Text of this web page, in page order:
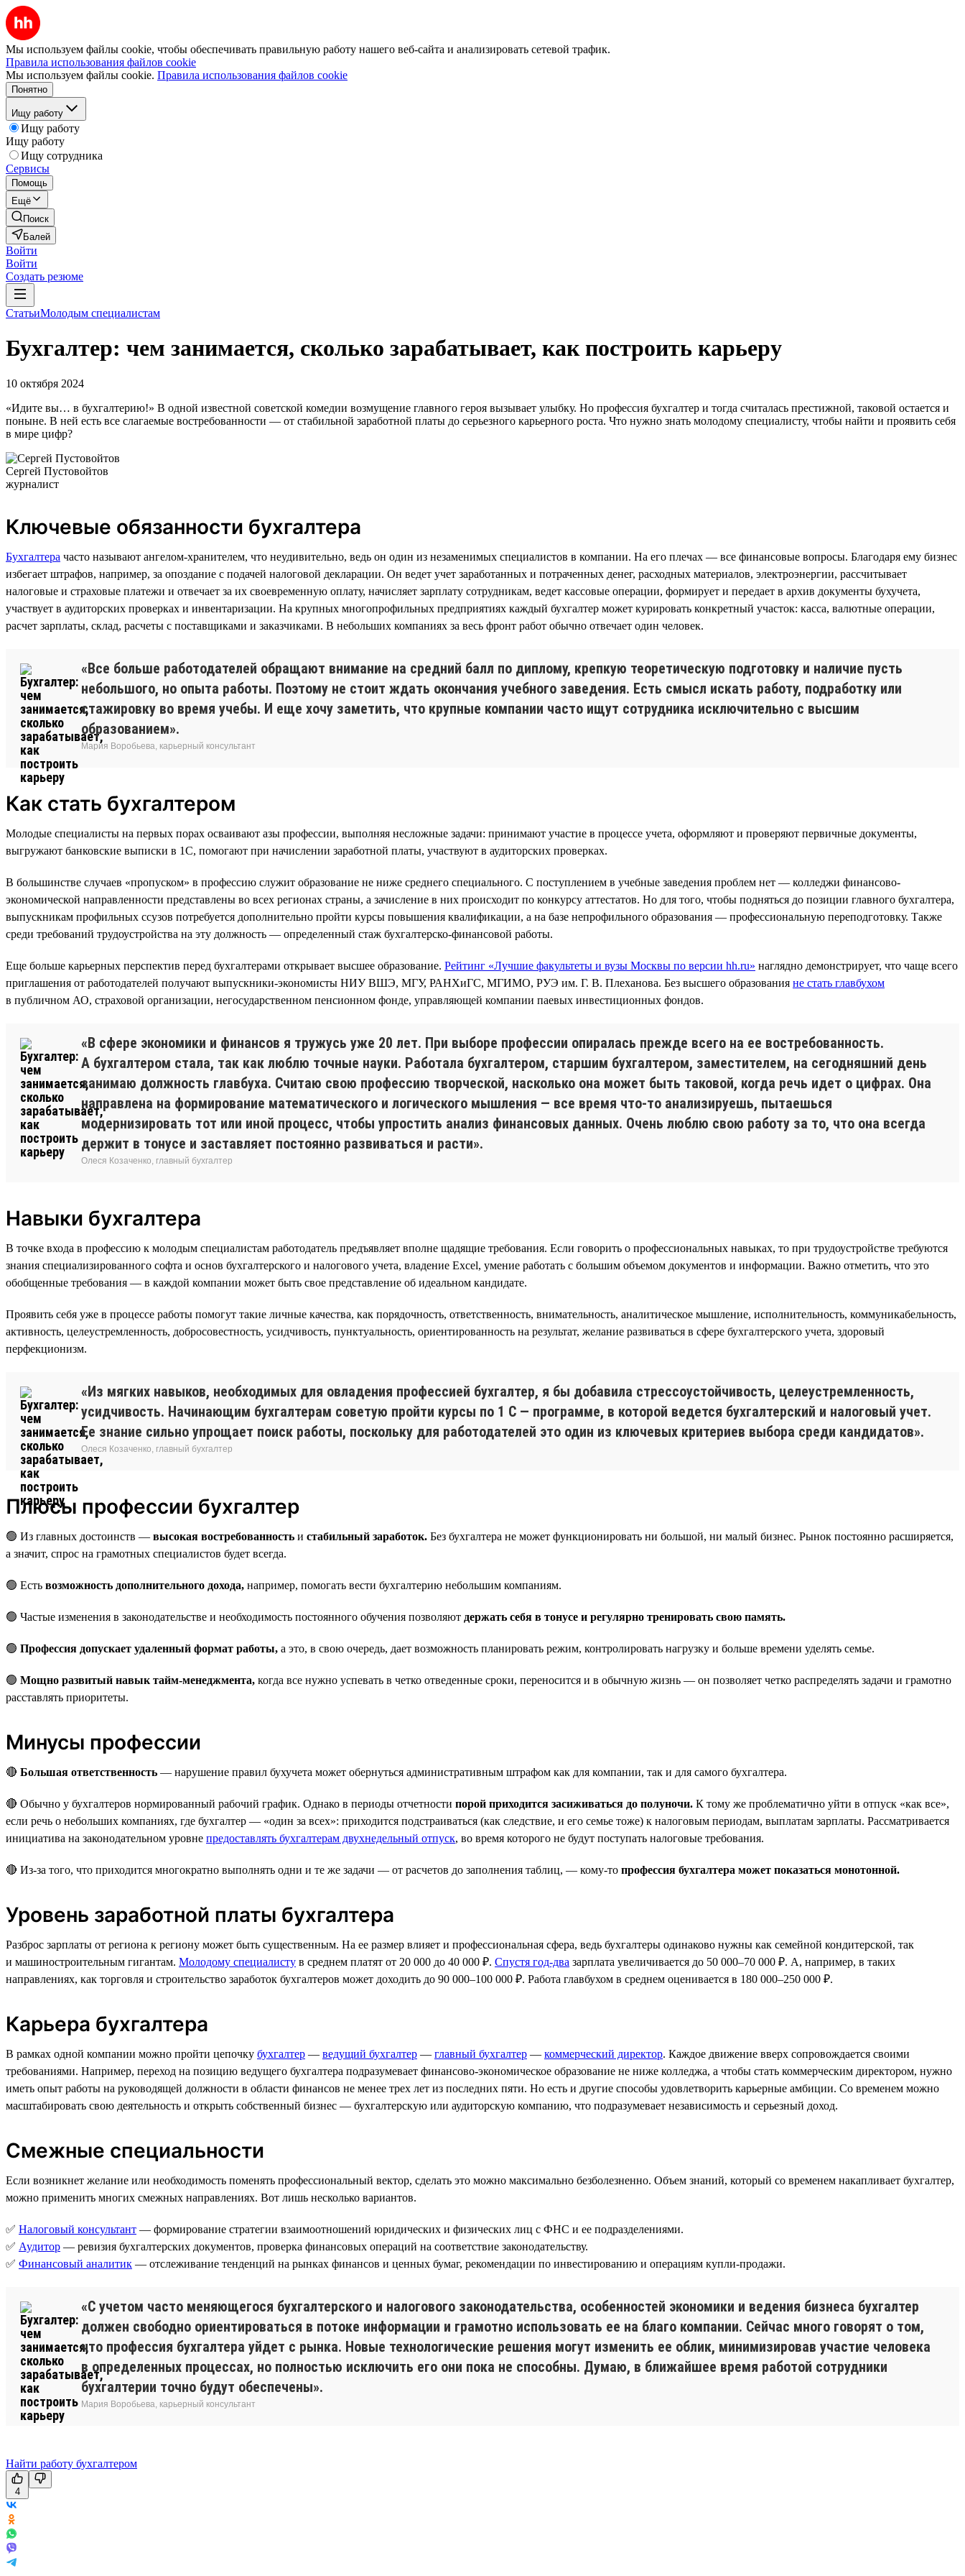
Мы используем файлы cookie, чтобы обеспечивать правильную работу нашего веб-сайта и анализировать сетевой трафик.
Правила использования файлов cookie
Мы используем файлы cookie. Правила использования файлов cookie
Понятно
Ищу работу
Ищу работу
Ищу работу
Ищу сотрудника
Сервисы
Помощь
Ещё
Поиск
Балей
Войти
Войти
Создать резюме
СтатьиМолодым специалистам
Бухгалтер: чем занимается, сколько зарабатывает, как построить карьеру
10 октября 2024
«Идите вы… в бухгалтерию!» В одной известной советской комедии возмущение главного героя вызывает улыбку. Но профессия бухгалтер и тогда считалась престижной, таковой остается и
поныне. В ней есть все слагаемые востребованности — от стабильной заработной платы до серьезного карьерного роста. Что нужно знать молодому специалисту, чтобы найти и проявить себя
в мире цифр?
Сергей Пустовойтов
журналист
Ключевые обязанности бухгалтера
Бухгалтера часто называют ангелом-хранителем, что неудивительно, ведь он один из незаменимых специалистов в компании. На его плечах — все финансовые вопросы. Благодаря ему бизнес
избегает штрафов, например, за опоздание с подачей налоговой декларации. Он ведет учет заработанных и потраченных денег, расходных материалов, электроэнергии, рассчитывает
налоговые и страховые платежи и отвечает за их своевременную оплату, начисляет зарплату сотрудникам, ведет кассовые операции, формирует и передает в архив документы бухучета,
участвует в аудиторских проверках и инвентаризации. На крупных многопрофильных предприятиях каждый бухгалтер может курировать конкретный участок: касса, валютные операции,
расчет зарплаты, склад, расчеты с поставщиками и заказчиками. В небольших компаниях за весь фронт работ обычно отвечает один человек.
«Все больше работодателей обращают внимание на средний балл по диплому, крепкую теоретическую подготовку и наличие пусть
небольшого, но опыта работы. Поэтому не стоит ждать окончания учебного заведения. Есть смысл искать работу, подработку или
стажировку во время учебы. И еще хочу заметить, что крупные компании часто ищут сотрудника исключительно с высшим
образованием».
Мария Воробьева, карьерный консультант
Как стать бухгалтером
Молодые специалисты на первых порах осваивают азы профессии, выполняя несложные задачи: принимают участие в процессе учета, оформляют и проверяют первичные документы,
выгружают банковские выписки в 1С, помогают при начислении заработной платы, участвуют в аудиторских проверках.
В большинстве случаев «пропуском» в профессию служит образование не ниже среднего специального. С поступлением в учебные заведения проблем нет — колледжи финансово-
экономической направленности представлены во всех регионах страны, а зачисление в них происходит по конкурсу аттестатов. Но для того, чтобы подняться до позиции главного бухгалтера,
выпускникам профильных ссузов потребуется дополнительно пройти курсы повышения квалификации, а на базе непрофильного образования — профессиональную переподготовку. Также
среди требований трудоустройства на эту должность — определенный стаж бухгалтерско-финансовой работы.
Еще больше карьерных перспектив перед бухгалтерами открывает высшее образование. Рейтинг «Лучшие факультеты и вузы Москвы по версии hh.ru» наглядно демонстрирует, что чаще всего
приглашения от работодателей получают выпускники-экономисты НИУ ВШЭ, МГУ, РАНХиГС, МГИМО, РУЭ им. Г. В. Плеханова. Без высшего образования не стать главбухом
в публичном АО, страховой организации, негосударственном пенсионном фонде, управляющей компании паевых инвестиционных фондов.
«В сфере экономики и финансов я тружусь уже 20 лет. При выборе профессии опиралась прежде всего на ее востребованность.
А бухгалтером стала, так как люблю точные науки. Работала бухгалтером, старшим бухгалтером, заместителем, на сегодняшний день
занимаю должность главбуха. Считаю свою профессию творческой, насколько она может быть таковой, когда речь идет о цифрах. Она
направлена на формирование математического и логического мышления — все время что-то анализируешь, пытаешься
модернизировать тот или иной процесс, чтобы упростить анализ финансовых данных. Очень люблю свою работу за то, что она всегда
держит в тонусе и заставляет постоянно развиваться и расти».
Олеся Козаченко, главный бухгалтер
Навыки бухгалтера
В точке входа в профессию к молодым специалистам работодатель предъявляет вполне щадящие требования. Если говорить о профессиональных навыках, то при трудоустройстве требуются
знания специализированного софта и основ бухгалтерского и налогового учета, владение Excel, умение работать с большим объемом документов и информации. Важно отметить, что это
обобщенные требования — в каждой компании может быть свое представление об идеальном кандидате.
Проявить себя уже в процессе работы помогут такие личные качества, как порядочность, ответственность, внимательность, аналитическое мышление, исполнительность, коммуникабельность,
активность, целеустремленность, добросовестность, усидчивость, пунктуальность, ориентированность на результат, желание развиваться в сфере бухгалтерского учета, здоровый
перфекционизм.
«Из мягких навыков, необходимых для овладения профессией бухгалтер, я бы добавила стрессоустойчивость, целеустремленность,
усидчивость. Начинающим бухгалтерам советую пройти курсы по 1 С — программе, в которой ведется бухгалтерский и налоговый учет.
Ее знание сильно упрощает поиск работы, поскольку для работодателей это один из ключевых критериев выбора среди кандидатов».
Олеся Козаченко, главный бухгалтер
Плюсы профессии бухгалтер
🟢 Из главных достоинств — высокая востребованность и стабильный заработок. Без бухгалтера не может функционировать ни большой, ни малый бизнес. Рынок постоянно расширяется,
а значит, спрос на грамотных специалистов будет всегда.
🟢 Есть возможность дополнительного дохода, например, помогать вести бухгалтерию небольшим компаниям.
🟢 Частые изменения в законодательстве и необходимость постоянного обучения позволяют держать себя в тонусе и регулярно тренировать свою память.
🟢 Профессия допускает удаленный формат работы, а это, в свою очередь, дает возможность планировать режим, контролировать нагрузку и больше времени уделять семье.
🟢 Мощно развитый навык тайм-менеджмента, когда все нужно успевать в четко отведенные сроки, переносится и в обычную жизнь — он позволяет четко распределять задачи и грамотно
расставлять приоритеты.
Минусы профессии
🔴 Большая ответственность — нарушение правил бухучета может обернуться административным штрафом как для компании, так и для самого бухгалтера.
🔴 Обычно у бухгалтеров нормированный рабочий график. Однако в периоды отчетности порой приходится засиживаться до полуночи. К тому же проблематично уйти в отпуск «как все»,
если речь о небольших компаниях, где бухгалтер — «один за всех»: приходится подстраиваться (как следствие, и его семье тоже) к налоговым периодам, выплатам зарплаты. Рассматривается
инициатива на законодательном уровне предоставлять бухгалтерам двухнедельный отпуск, во время которого не будут поступать налоговые требования.
🔴 Из-за того, что приходится многократно выполнять одни и те же задачи — от расчетов до заполнения таблиц, — кому-то профессия бухгалтера может показаться монотонной.
Уровень заработной платы бухгалтера
Разброс зарплаты от региона к региону может быть существенным. На ее размер влияет и профессиональная сфера, ведь бухгалтеры одинаково нужны как семейной кондитерской, так
и машиностроительным гигантам. Молодому специалисту в среднем платят от 20 000 до 40 000 ₽. Спустя год-два зарплата увеличивается до 50 000–70 000 ₽. А, например, в таких
направлениях, как торговля и строительство заработок бухгалтеров может доходить до 90 000–100 000 ₽. Работа главбухом в среднем оценивается в 180 000–250 000 ₽.
Карьера бухгалтера
В рамках одной компании можно пройти цепочку бухгалтер — ведущий бухгалтер — главный бухгалтер — коммерческий директор. Каждое движение вверх сопровождается своими
требованиями. Например, переход на позицию ведущего бухгалтера подразумевает финансово-экономическое образование не ниже колледжа, а чтобы стать коммерческим директором, нужно
иметь опыт работы на руководящей должности в области финансов не менее трех лет из последних пяти. Но есть и другие способы удовлетворить карьерные амбиции. Со временем можно
масштабировать свою деятельность и открыть собственный бизнес — бухгалтерскую или аудиторскую компанию, что подразумевает независимость и серьезный доход.
Смежные специальности
Если возникнет желание или необходимость поменять профессиональный вектор, сделать это можно максимально безболезненно. Объем знаний, который со временем накапливает бухгалтер,
можно применить многих смежных направлениях. Вот лишь несколько вариантов.
✅ Налоговый консультант — формирование стратегии взаимоотношений юридических и физических лиц с ФНС и ее подразделениями.
✅ Аудитор — ревизия бухгалтерских документов, проверка финансовых операций на соответствие законодательству.
✅ Финансовый аналитик — отслеживание тенденций на рынках финансов и ценных бумаг, рекомендации по инвестированию и операциям купли-продажи.
«С учетом часто меняющегося бухгалтерского и налогового законодательства, особенностей экономики и ведения бизнеса бухгалтер
должен свободно ориентироваться в потоке информации и грамотно использовать ее на благо компании. Сейчас много говорят о том,
что профессия бухгалтера уйдет с рынка. Новые технологические решения могут изменить ее облик, минимизировав участие человека
в определенных процессах, но полностью исключить его они пока не способны. Думаю, в ближайшее время работой сотрудники
бухгалтерии точно будут обеспечены».
Мария Воробьева, карьерный консультант
Найти работу бухгалтером
4